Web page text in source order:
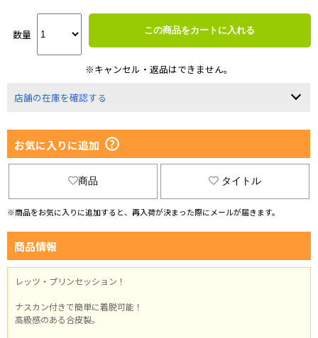
数量 この商品をカートに入れる
※キャンセル・返品はできません。
店舗の在庫を確認する
お気に入りに追加
商品 タイトル
※商品をお気に入りに追加すると、再入荷が決まった際にメールが届きます。
商品情報
レッツ・プリンセッション！
ナスカン付きで簡単に着脱可能！
高級感のある合皮製。